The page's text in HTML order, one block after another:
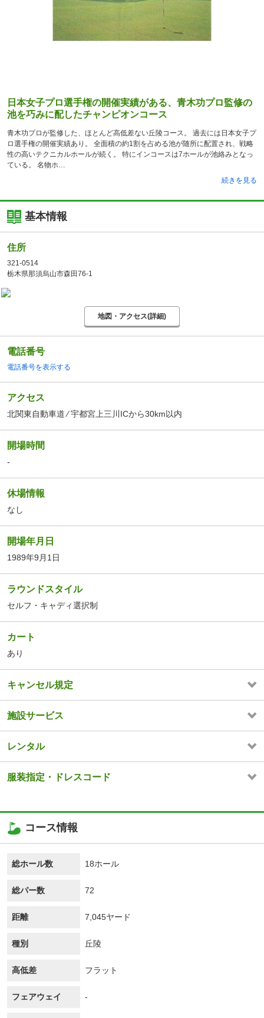
日本女子プロ選手権の開催実績がある、青木功プロ監修の
池を巧みに配したチャンピオンコース
青木功プロが監修した、ほとんど高低差ない丘陵コース。 過去には日本女子プ
ロ選手権の開催実績あり。 全面積の約1割を占める池が随所に配置され、戦略
性の高いテクニカルホールが続く。 特にインコースは7ホールが池絡みとなっ
ている。 名物ホ
続きを見る
基本情報
住所
321-0514
栃木県那須烏山市森田76-1
地図・アクセス(詳細)
電話番号
電話番号を表示する
アクセス
北関東自動車道 ⁄ 宇都宮上三川ICから30km以内
開場時間
-
休場情報
なし
開場年月日
1989年9月1日
ラウンドスタイル
セルフ・キャディ選択制
カート
あり
キャンセル規定
施設サービス
レンタル
服装指定・ドレスコード
コース情報
総ホール数 18ホール
総パー数 72
距離 7,045ヤード
種別 丘陵
高低差 フラット
フェアウェイ -